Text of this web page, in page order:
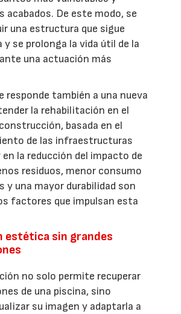
acabados. De este modo, se
una estructura que sigue
y se prolonga la vida útil de la
una actuación más
responde también a una nueva
la rehabilitación en el
basada en el
de las infraestructuras
la reducción del impacto de
residuos, menor consumo
y una mayor durabilidad son
factores que impulsan esta
estética sin grandes
no solo permite recuperar
de una piscina, sino
su imagen y adaptarla a